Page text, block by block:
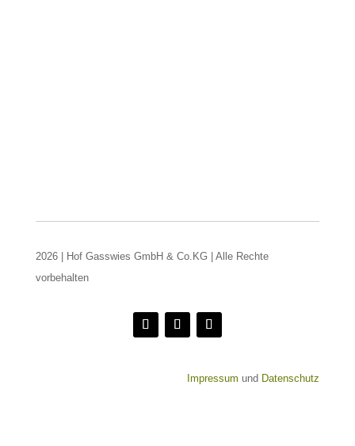
2026 | Hof Gasswies GmbH & Co.KG | Alle Rechte
vorbehalten
Impressum und Datenschutz